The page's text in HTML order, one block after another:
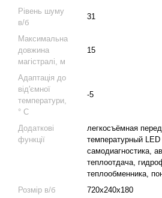
Рівень шуму
в/б
31
Максимальна
довжина
магістралі, м
15
Адаптація до
від'ємної
температури,
° C
-5
Додаткові
функції
легкосъёмная
температурный
самодиагностика,
теплоотдача,
теплообменника,
Розмір в/б
720х240х180